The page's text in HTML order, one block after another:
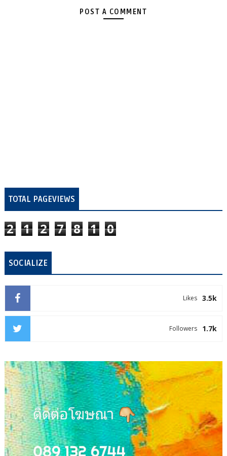
POST A COMMENT
TOTAL PAGEVIEWS
2 1 2 7 8 1 0
SOCIALIZE
3.5k
Likes
1.7k
Followers